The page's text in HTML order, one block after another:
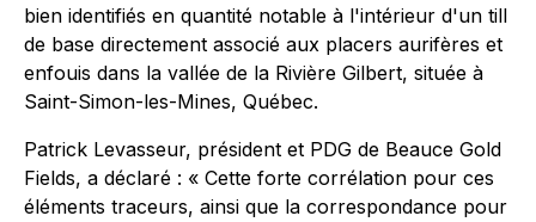
bien identifiés en quantité notable à l'intérieur d'un till
de base directement associé aux placers aurifères et
enfouis dans la vallée de la Rivière Gilbert, située à
Saint-Simon-les-Mines, Québec.
Patrick Levasseur, président et PDG de Beauce Gold
Fields, a déclaré : « Cette forte corrélation pour ces
éléments traceurs, ainsi que la correspondance pour